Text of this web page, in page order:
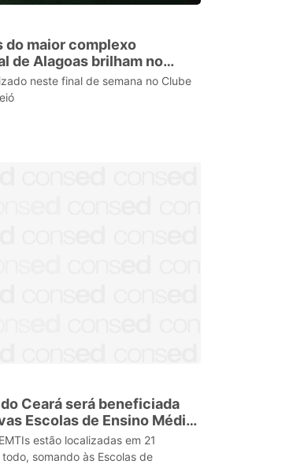
do maior complexo
de Alagoas brilham no
de Inverno de Natação
neste final de semana no Clube
Ceará será beneficiada
Escolas de Ensino Médio
estão localizadas em 21
somando às Escolas de